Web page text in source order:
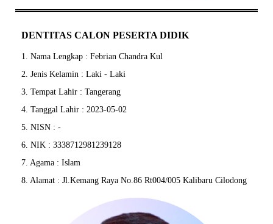
DENTITAS CALON PESERTA DIDIK
1. Nama Lengkap : Febrian Chandra Kul
2. Jenis Kelamin : Laki - Laki
3. Tempat Lahir : Tangerang
4. Tanggal Lahir : 2023-05-02
5. NISN : -
6. NIK : 3338712981239128
7. Agama : Islam
8. Alamat : Jl.Kemang Raya No.86 Rt004/005 Kalibaru Cilodong